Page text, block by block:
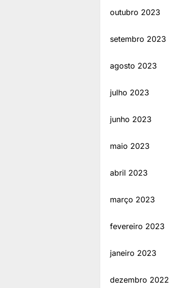
outubro 2023
setembro 2023
agosto 2023
julho 2023
junho 2023
maio 2023
abril 2023
março 2023
fevereiro 2023
janeiro 2023
dezembro 2022